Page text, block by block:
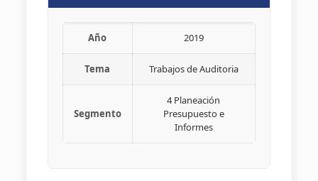
Año 2019
Tema Trabajos de Auditoria
Segmento
4 Planeación
Presupuesto e
Informes